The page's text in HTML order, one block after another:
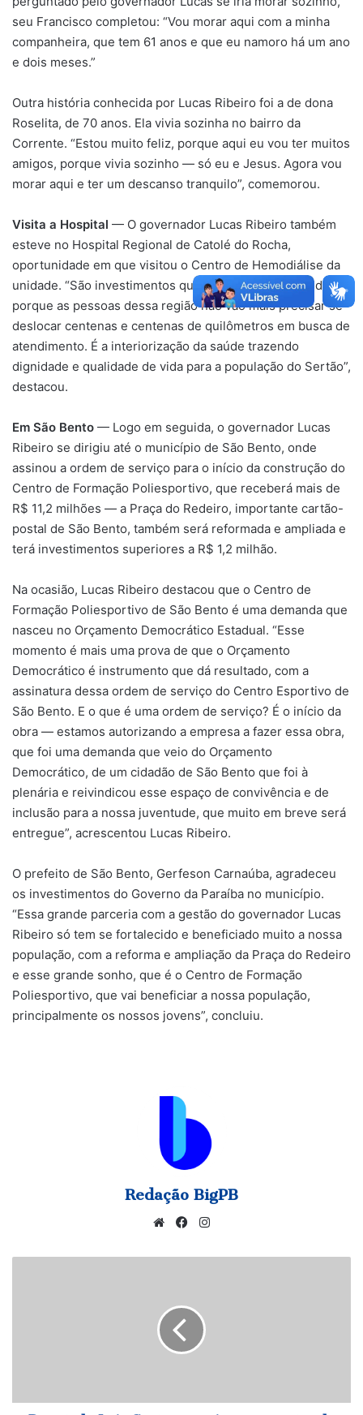
seu Francisco completou: “Vou morar aqui com a minha
companheira, que tem 61 anos e que eu namoro há um ano
e dois meses.”
Outra história conhecida por Lucas Ribeiro foi a de dona
Roselita, de 70 anos. Ela vivia sozinha no bairro da
Corrente. “Estou muito feliz, porque aqui eu vou ter muitos
amigos, porque vivia sozinho — só eu e Jesus. Agora vou
morar aqui e ter um descanso tranquilo”, comemorou.
Visita a Hospital — O governador Lucas Ribeiro também
esteve no Hospital Regional de Catolé do Rocha,
oportunidade em que visitou o Centro de Hemodiálise da
unidade. “São investimentos que dão qualidade de vida,
porque as pessoas dessa região não vão mais precisar se
deslocar centenas e centenas de quilômetros em busca de
atendimento. É a interiorização da saúde trazendo
dignidade e qualidade de vida para a população do Sertão”,
destacou.
Em São Bento — Logo em seguida, o governador Lucas
Ribeiro se dirigiu até o município de São Bento, onde
assinou a ordem de serviço para o início da construção do
Centro de Formação Poliesportivo, que receberá mais de
R$ 11,2 milhões — a Praça do Redeiro, importante cartão-
postal de São Bento, também será reformada e ampliada e
terá investimentos superiores a R$ 1,2 milhão.
Na ocasião, Lucas Ribeiro destacou que o Centro de
Formação Poliesportivo de São Bento é uma demanda que
nasceu no Orçamento Democrático Estadual. “Esse
momento é mais uma prova de que o Orçamento
Democrático é instrumento que dá resultado, com a
assinatura dessa ordem de serviço do Centro Esportivo de
São Bento. E o que é uma ordem de serviço? É o início da
obra — estamos autorizando a empresa a fazer essa obra,
que foi uma demanda que veio do Orçamento
Democrático, de um cidadão de São Bento que foi à
plenária e reivindicou esse espaço de convivência e de
inclusão para a nossa juventude, que muito em breve será
entregue”, acrescentou Lucas Ribeiro.
O prefeito de São Bento, Gerfeson Carnaúba, agradeceu
os investimentos do Governo da Paraíba no município.
“Essa grande parceria com a gestão do governador Lucas
Ribeiro só tem se fortalecido e beneficiado muito a nossa
população, com a reforma e ampliação da Praça do Redeiro
e esse grande sonho, que é o Centro de Formação
Poliesportivo, que vai beneficiar a nossa população,
principalmente os nossos jovens”, concluiu.
Redação BigPB
WebsiteFacebook
municípios